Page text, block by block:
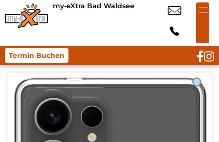
my-eXtra Bad Waldsee
Termin Buchen